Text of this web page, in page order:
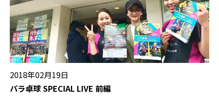
2018年02月19日
パラ卓球 SPECIAL LIVE 前編